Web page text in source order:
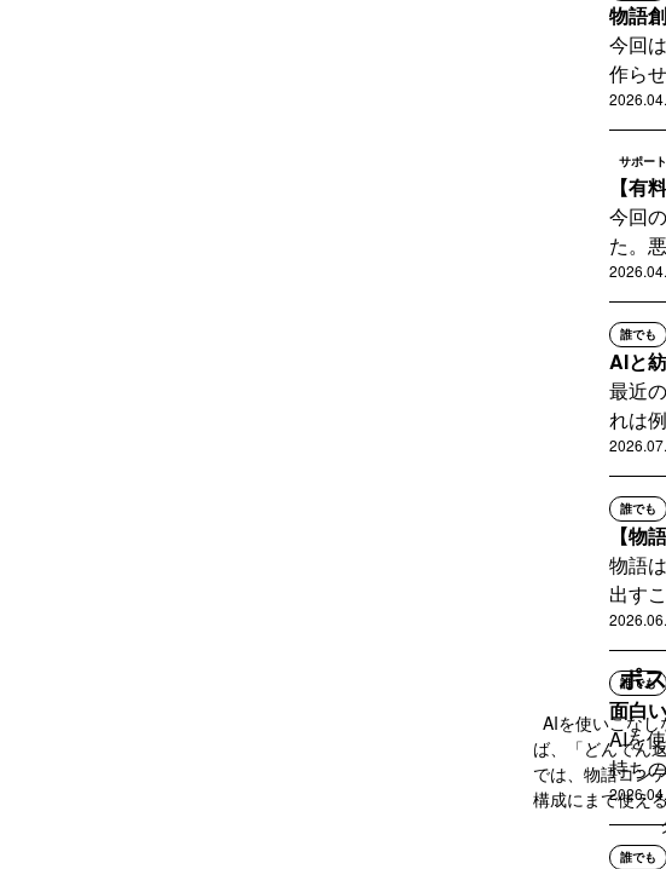
物語
今回
作ら
サポー
【有
今回
た。
誰でも
AIと
最近
れは
誰でも
【物
物語
出す
誰でも
面白
AIを
持ち
誰でも
ポ
AIを使いこな
ば、「どんでん
では、物語コン
構成にまで使え